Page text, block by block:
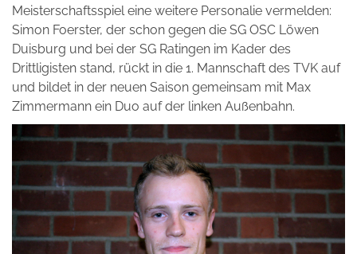
Meisterschaftsspiel eine weitere Personalie vermelden:
Simon Foerster, der schon gegen die SG OSC Löwen
Duisburg und bei der SG Ratingen im Kader des
Drittligisten stand, rückt in die 1. Mannschaft des TVK auf
und bildet in der neuen Saison gemeinsam mit Max
Zimmermann ein Duo auf der linken Außenbahn.